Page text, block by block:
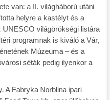
van: a II. világháború utáni
helyre a kastélyt és a
UNESCO világörökségi listára
programnak is kiváló a Vár,
Múzeuma – és a
séták pedig ilyenkor a
A Fabryka Norblina ipari